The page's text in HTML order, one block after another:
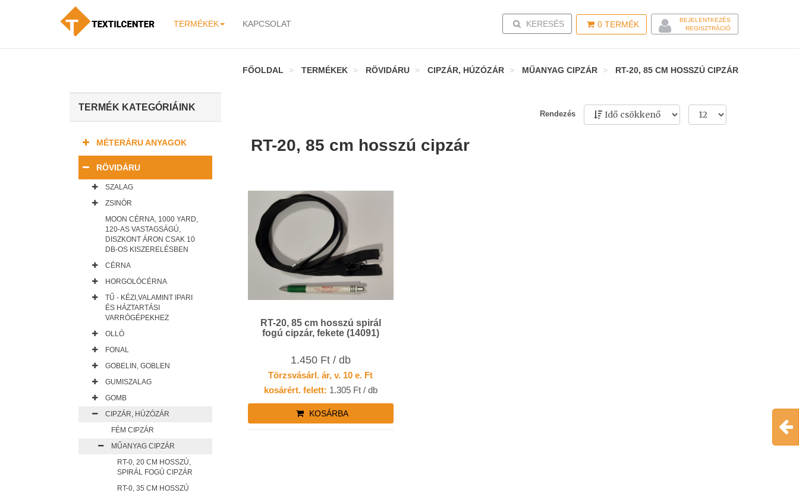
TERMÉKEK KAPCSOLAT 0 TERMÉK
BEJELENTKEZÉS
REGISZTRÁCIÓ
TOGGLE SEARCH
KERESÉS
FŐOLDAL TERMÉKEK RÖVIDÁRU CIPZÁR, HÚZÓZÁR MŰANYAG CIPZÁR RT-20, 85 CM HOSSZÚ CIPZÁR
Rendezés
RT-20, 85 cm hosszú cipzár
RT-20, 85 cm hosszú spirál
fogú cipzár, fekete (14091)
1.450 Ft / db
Törzsvásárl. ár, v. 10 e. Ft
kosárért. felett: 1.305 Ft / db
KOSÁRBA
TERMÉK KATEGÓRIÁINK
MÉTERÁRU ANYAGOK
RÖVIDÁRU
SZALAG
ZSINÓR
MOON CÉRNA, 1000 YARD,
120-AS VASTAGSÁGÚ,
DISZKONT ÁRON CSAK 10
DB-OS KISZERELÉSBEN
CÉRNA
HORGOLÓCÉRNA
TŰ - KÉZI,VALAMINT IPARI
ÉS HÁZTARTÁSI
VARRÓGÉPEKHEZ
OLLÓ
FONAL
GOBELIN, GOBLEN
GUMISZALAG
GOMB
CIPZÁR, HÚZÓZÁR
FÉM CIPZÁR
MŰANYAG CIPZÁR
RT-0, 20 CM HOSSZÚ,
SPIRÁL FOGÚ CIPZÁR
RT-0, 35 CM HOSSZÚ